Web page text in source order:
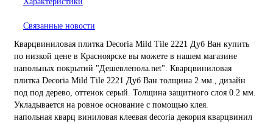
Связанные новости
Кварцвиниловая плитка Decoria Mild Tile 2221 Дуб Ван купить
по низкой цене в Красноярске вы можете в нашем магазине
напольных покрытий "Дешевлепола.net". Кварцвиниловая
плитка Decoria Mild Tile 2221 Дуб Ван толщина 2 мм., дизайн
под под дерево, оттенок серый. Толщина защитного слоя 0.2 мм.
Укладывается на ровное основание с помощью клея.
напольная кварц виниловая клеевая decoria декория кварцвинил